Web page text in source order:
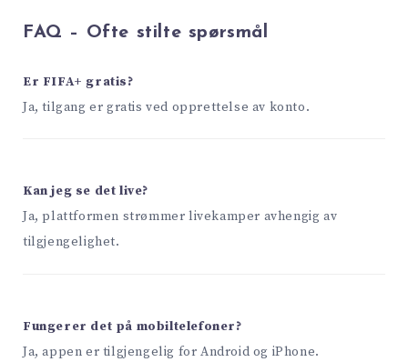
FAQ – Ofte stilte spørsmål
Er FIFA+ gratis?
Ja, tilgang er gratis ved opprettelse av konto.
Kan jeg se det live?
Ja, plattformen strømmer livekamper avhengig av
tilgjengelighet.
Fungerer det på mobiltelefoner?
Ja, appen er tilgjengelig for Android og iPhone.